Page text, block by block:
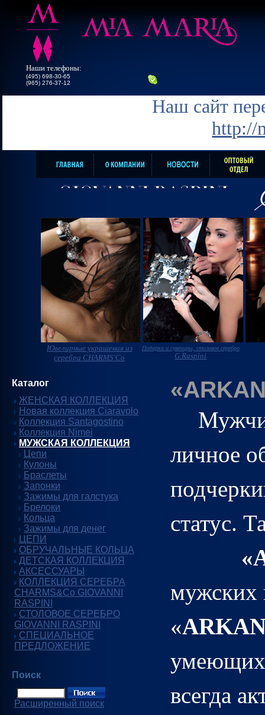
Наши телефоны:
(495) 698-30-65
(965) 276-37-12
Наш сайт
http://
Ювелирные украшения из
серебра CHARMS'Co
Подарки и сувениры, столовое серебро
G.Raspini
Каталог
ЖЕНСКАЯ КОЛЛЕКЦИЯ
Новая коллекция Ciaravolo
Коллекция Santagostino
Коллекция Nimei
МУЖСКАЯ КОЛЛЕКЦИЯ
Цепи
Кулоны
Браслеты
Запонки
Зажимы для галстука
Брелоки
Кольца
Зажимы для денег
ЦЕПИ
ОБРУЧАЛЬНЫЕ КОЛЬЦА
ДЕТСКАЯ КОЛЛЕКЦИЯ
АКСЕССУАРЫ
КОЛЛЕКЦИЯ СЕРЕБРА
CHARMS&Co GIOVANNI
RASPINI
СТОЛОВОЕ СЕРЕБРО
GIOVANNI RASPINI
СПЕЦИАЛЬНОЕ
ПРЕДЛОЖЕНИЕ
Поиск
Расширенный поиск
личное
статус.
«
мужских
«
умеющих
всегда